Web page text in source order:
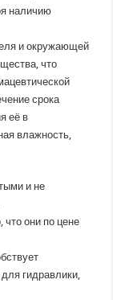
наличию
и окружающей
что
срока
её в
влажность,
и не
они по цене
гидравлики,